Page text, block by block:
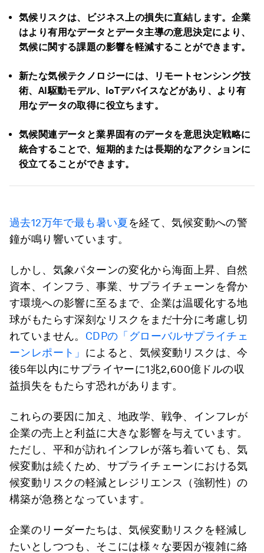
気候リスクは、ビジネス上の損失に直結します。企業
はより有用なデータとデータ主導の意思決定により、
気候に関する課題の影響を軽減することができます。
新たな気候テクノロジーには、リモートセンシング技
術、AI駆動モデル、IoTデバイスなどがあり、より有
用なデータの取得に役立ちます。
気候関連データと業界固有のデータを意思決定戦略に
統合することで、短期的または長期的なアクションに
役立てることができます。
過去12万年で最も暑い夏を経て、気候変動への警
鐘が鳴り響いています。
しかし、気象パターンの変化から海面上昇、自然
資本、インフラ、事業、サプライチェーンを脅か
す環境への影響に至るまで、企業は温暖化する地
球がもたらす深刻なリスクをまだ十分に考慮し切
れていません。 CDPの「グローバルサプライチェ
ーンレポート」 によると、気候変動リスクは、今
後5年以内にサプライヤーに1兆2,600億ドルの収
益損失をもたらす恐れがあります。
これらの要因に加え、地政学、戦争、インフレが
企業の売上と利益に大きな影響を与えています。
ただし、平和が訪れインフレが落ち着いても、気
候変動は続くため、サプライチェーンにおける気
候変動リスクの軽減とレジリエンス（強靭性）の
構築が急務となっています。
企業のリーダーたちは、気候変動リスクを軽減し
たいとしつつも、そこには様々な要因が複雑に絡